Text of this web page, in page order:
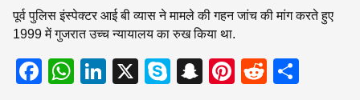
पूर्व पुलिस इंस्पेक्टर आई बी व्यास ने मामले की गहन जांच की मांग करते हुए
1999 में गुजरात उच्च न्यायालय का रुख किया था.
F
W
Li
X
S
S
Pi
R